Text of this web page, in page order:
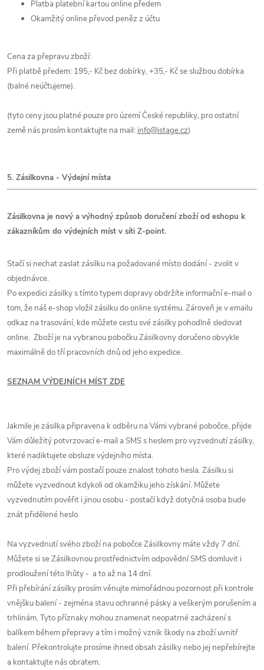
Platba platební kartou online předem
Okamžitý online převod peněz z účtu
Cena za přepravu zboží:
Při platbě předem: 195,- Kč bez dobírky, +35,- Kč se službou dobírka
(balné neúčtujeme).
(tyto ceny jsou platné pouze pro území České republiky, pro ostatní
země nás prosím kontaktujte na mail: info@istage.cz)
5. Zásilkovna - Výdejní místa
Zásilkovna je nový a výhodný způsob doručení zboží od eshopu k
zákazníkům do výdejních míst v síti Z-point.
Stačí si nechat zaslat zásilku na požadované místo dodání - zvolit v
objednávce.
Po expedici zásilky s tímto typem dopravy obdržíte informační e-mail o
tom, že náš e-shop vložil zásilku do online systému. Zároveň je v emailu
odkaz na trasování, kde můžete cestu své zásilky pohodlně sledovat
online. Zboží je na vybranou pobočku Zásilkovny doručeno obvykle
maximálně do tří pracovních dnů od jeho expedice.
SEZNAM VÝDEJNÍCH MÍST ZDE
Jakmile je zásilka připravena k odběru na Vámi vybrané pobočce, přijde
Vám důležitý potvrzovací e-mail a SMS s heslem pro vyzvednutí zásilky,
které nadiktujete obsluze výdejního místa.
Pro výdej zboží vám postačí pouze znalost tohoto hesla. Zásilku si
můžete vyzvednout kdykoli od okamžiku jeho získání. Můžete
vyzvednutím pověřit i jinou osobu - postačí když dotyčná osoba bude
znát přidělené heslo.
Na vyzvednutí svého zboží na pobočce Zásilkovny máte vždy 7 dní.
Můžete si se Zásilkovnou prostřednictvím odpovědní SMS domluvit i
prodloužení této lhůty - a to až na 14 dní.
Při přebírání zásilky prosím věnujte mimořádnou pozornost při kontrole
vnějšku balení - zejména stavu ochranné pásky a veškerým porušením a
trhlinám. Tyto příznaky mohou znamenat neopatrné zacházení s
balíkem během přepravy a tím i možný vznik škody na zboží uvnitř
balení. Překontrolujte prosíme ihned obsah zásilky nebo jej nepřebírejte
a kontaktujte nás obratem.